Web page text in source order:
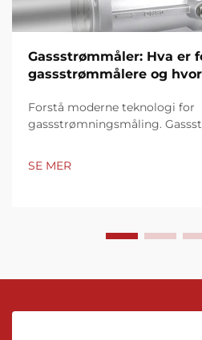
Gassstrømmåler: Hva er
gassstrømmålere og
Forstå moderne teknologi for
gassstrømningsmåling.
naturgass og
SE MER